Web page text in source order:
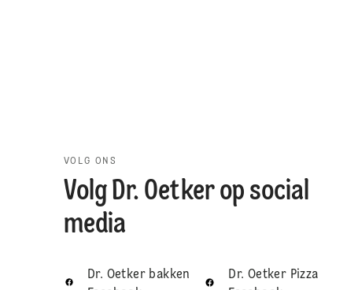
VOLG ONS
Volg Dr. Oetker op social
media
Dr. Oetker bakken
Dr. Oetker Pizza